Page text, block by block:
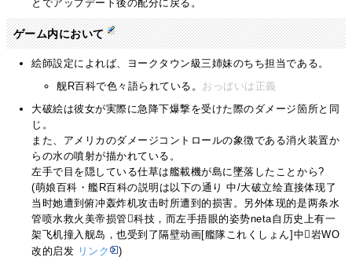
とでアップデート後の配分に戻る。
ゲーム内において
絵師設定によれば、ヨークタウン級三姉妹のちち担当である。
舰R百科で色々語られている。 おっぱいは正義
大破絵は彼女が実際に急降下爆撃を受けた際のダメージ箇所と同
じ。
また、アメリカのダメージコントロールの象徴である消火装置か
らの水の噴射が描かれている。
左手で目を隠している仕草は艦載機が島に墜落したことから?
(萌娘百科・艦R百科の説明は以下の通り 中/大破立绘直接体现了
当时她遭到俯冲轰炸机攻击时所遭到的损害。另外体现的是两条水
管喷水救火美帝损管科技，而左手捂眼的姿势neta自历史上有一
架飞机撞入舰岛，也受到了隔壁动画[艦隊これくしょん]中岩WO
改的启发 リンク
)